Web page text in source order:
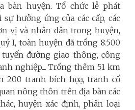
bàn huyện. Tổ chức lễ phát
hưởng ứng của các cấp, các
vị và nhân dân trong huyện,
I, toàn huyện đã trồng 8.500
đường giao thông, công
nghiệp.... Trồng thêm 51 km
200 tranh bích họạ, tranh cổ
nông thôn trên địa bàn các
huyện xác định, phân loại